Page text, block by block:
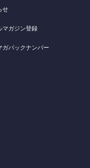
せ
マガジン登録
ガバックナンバー